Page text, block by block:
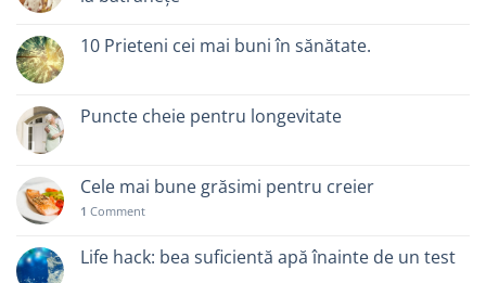
10 Prieteni cei mai buni în sănătate.
Puncte cheie pentru longevitate
Cele mai bune grăsimi pentru creier
1 Comment
Life hack: bea suficientă apă înainte de un test